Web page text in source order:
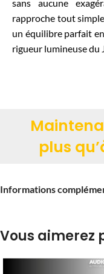
sans aucune
rapproche tout
un équilibre parfait
rigueur lumineuse du
plus
Informations
Vous aimerez